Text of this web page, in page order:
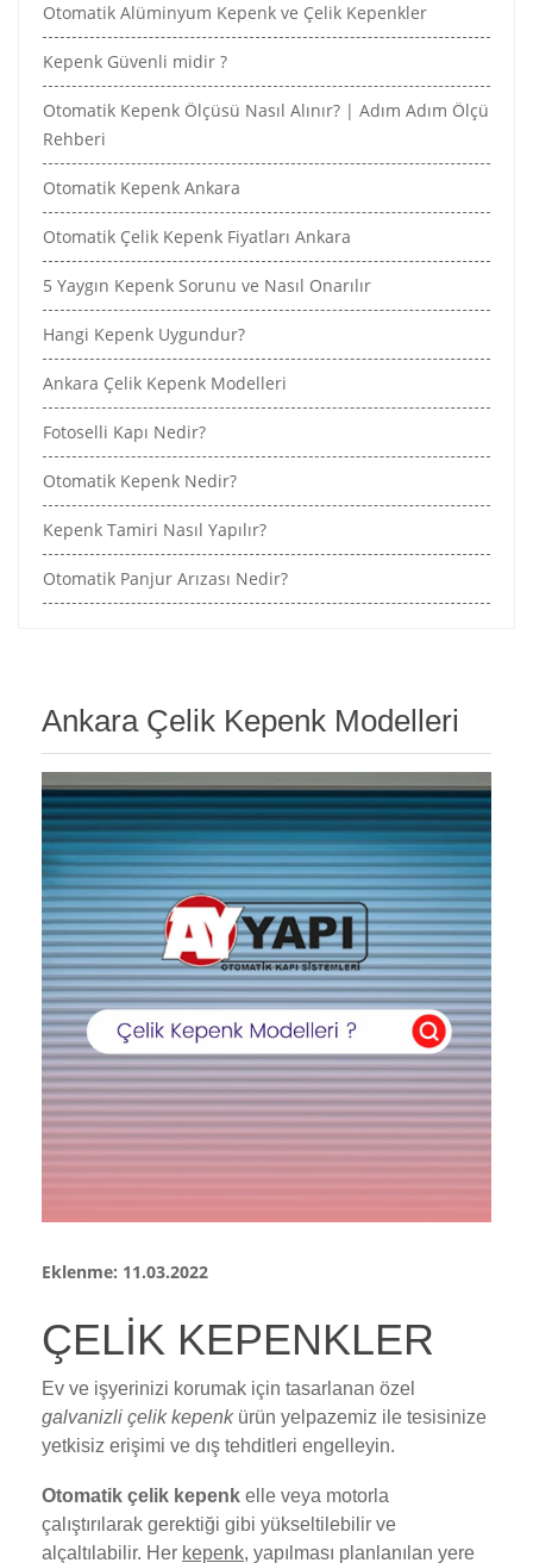
Otomatik Alüminyum Kepenk ve Çelik Kepenkler
Kepenk Güvenli midir ?
Otomatik Kepenk Ölçüsü Nasıl Alınır? | Adım Adım Ölçü
Rehberi
Otomatik Kepenk Ankara
Otomatik Çelik Kepenk Fiyatları Ankara
5 Yaygın Kepenk Sorunu ve Nasıl Onarılır
Hangi Kepenk Uygundur?
Ankara Çelik Kepenk Modelleri
Fotoselli Kapı Nedir?
Otomatik Kepenk Nedir?
Kepenk Tamiri Nasıl Yapılır?
Otomatik Panjur Arızası Nedir?
Ankara Çelik Kepenk Modelleri
Eklenme: 11.03.2022
ÇELİK KEPENKLER
Ev ve işyerinizi korumak için tasarlanan özel
galvanizli çelik kepenkürün yelpazemiz ile tesisinize
yetkisiz erişimi ve dış tehditleri engelleyin.
Otomatik çelik kepenk elle veya motorla
çalıştırılarak gerektiği gibi yükseltilebilir ve
alçaltılabilir. Her kepenk, yapılması planlanılan yere